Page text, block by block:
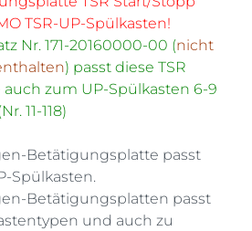
TSR-UP-Spülkasten!
Nr. 171-20160000-00 (nicht
) passt diese TSR
zum UP-Spülkasten 6-9
11-118)
Betätigungsplatte passt
Spülkasten.
Betätigungsplatten passt
und auch zu